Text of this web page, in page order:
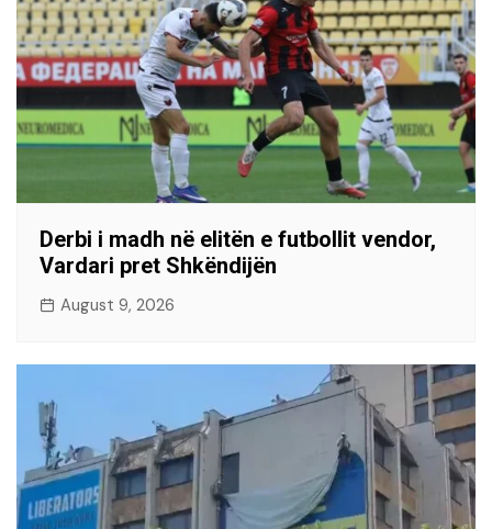
Derbi i madh në elitën e futbollit vendor,
Vardari pret Shkëndijën
August 9, 2026